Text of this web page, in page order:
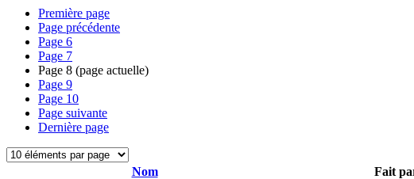
Première page
Page précédente
Page 6
Page 7
Page 8 (page actuelle)
Page 9
Page 10
Page suivante
Dernière page
Nom Fait